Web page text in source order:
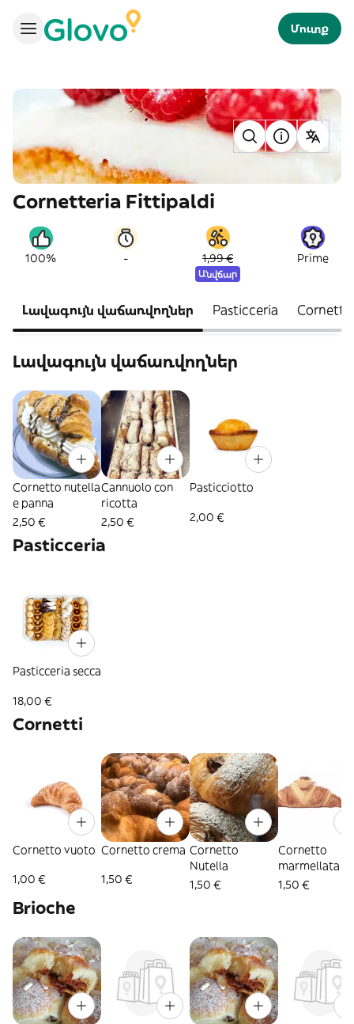
Մուտք
Cornetteria Fittipaldi
100% - 1,99 €
Անվճար
Prime
Լավագույն վաճառվողներ Pasticceria Cornetti
Լավագույն վաճառվողներ
Cornetto nutella
e panna
2,50 €
Cannuolo con
ricotta
2,50 €
Pasticciotto
2,00 €
Pasticceria
Pasticceria secca
18,00 €
Cornetti
Cornetto vuoto
1,00 €
Cornetto crema
1,50 €
Cornetto
Nutella
1,50 €
Cornetto
marmellata
1,50 €
Brioche